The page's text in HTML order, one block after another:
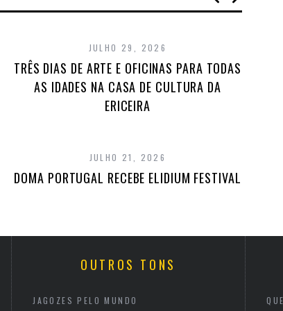
JULHO 29, 2026
TRÊS DIAS DE ARTE E OFICINAS PARA TODAS
AS IDADES NA CASA DE CULTURA DA
ERICEIRA
JULHO 21, 2026
DOMA PORTUGAL RECEBE ELIDIUM FESTIVAL
OUTROS TONS
JAGOZES PELO MUNDO